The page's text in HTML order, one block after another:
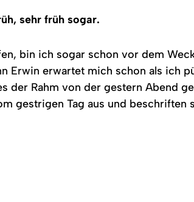
sehr früh sogar.
bin ich sogar schon vor dem
Erwin erwartet mich schon als ich
der Rahm von der gestern Abend
gestrigen Tag aus und